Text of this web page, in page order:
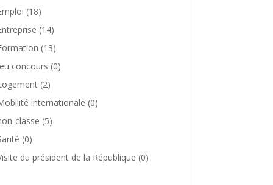
(18)
(14)
(13)
concours (0)
(2)
internationale (0)
classe (5)
(0)
du président de la République (0)